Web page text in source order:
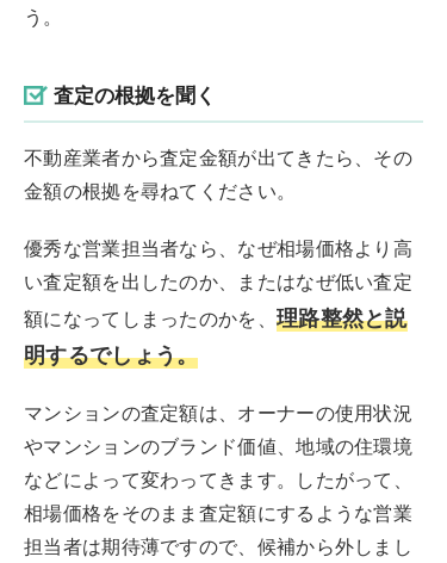
う。
査定の根拠を聞く
不動産業者から査定金額が出てきたら、その
金額の根拠を尋ねてください。
優秀な営業担当者なら、なぜ相場価格より高
い査定額を出したのか、またはなぜ低い査定
額になってしまったのかを、 理路整然と説
明するでしょう。
マンションの査定額は、オーナーの使用状況
やマンションのブランド価値、地域の住環境
などによって変わってきます。したがって、
相場価格をそのまま査定額にするような営業
担当者は期待薄ですので、候補から外しまし